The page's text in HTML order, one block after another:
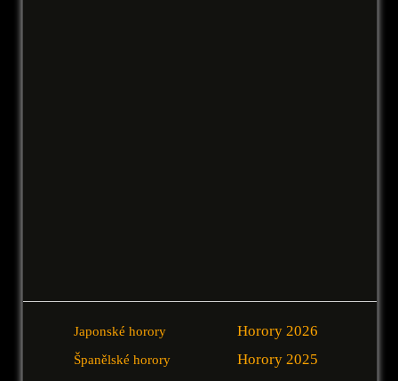
Japonské horory
Španělské horory
Horory 2026
Horory 2025